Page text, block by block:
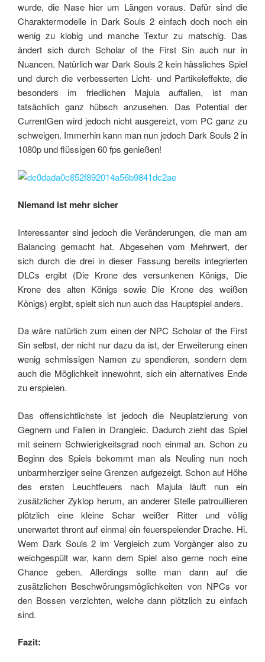
wurde, die Nase hier um Längen voraus. Dafür sind die
Charaktermodelle in Dark Souls 2 einfach doch noch ein
wenig zu klobig und manche Textur zu matschig. Das
ändert sich durch Scholar of the First Sin auch nur in
Nuancen. Natürlich war Dark Souls 2 kein hässliches Spiel
und durch die verbesserten Licht- und Partikeleffekte, die
besonders im friedlichen Majula auffallen, ist man
tatsächlich ganz hübsch anzusehen. Das Potential der
CurrentGen wird jedoch nicht ausgereizt, vom PC ganz zu
schweigen. Immerhin kann man nun jedoch Dark Souls 2 in
1080p und flüssigen 60 fps genießen!
Niemand ist mehr sicher
Interessanter sind jedoch die Veränderungen, die man am
Balancing gemacht hat. Abgesehen vom Mehrwert, der
sich durch die drei in dieser Fassung bereits integrierten
DLCs ergibt (Die Krone des versunkenen Königs, Die
Krone des alten Königs sowie Die Krone des weißen
Königs) ergibt, spielt sich nun auch das Hauptspiel anders.
Da wäre natürlich zum einen der NPC Scholar of the First
Sin selbst, der nicht nur dazu da ist, der Erweiterung einen
wenig schmissigen Namen zu spendieren, sondern dem
auch die Möglichkeit innewohnt, sich ein alternatives Ende
zu erspielen.
Das offensichtlichste ist jedoch die Neuplatzierung von
Gegnern und Fallen in Drangleic. Dadurch zieht das Spiel
mit seinem Schwierigkeitsgrad noch einmal an. Schon zu
Beginn des Spiels bekommt man als Neuling nun noch
unbarmherziger seine Grenzen aufgezeigt. Schon auf Höhe
des ersten Leuchtfeuers nach Majula läuft nun ein
zusätzlicher Zyklop herum, an anderer Stelle patrouillieren
plötzlich eine kleine Schar weißer Ritter und völlig
unerwartet thront auf einmal ein feuerspeiender Drache. Hi.
Wem Dark Souls 2 im Vergleich zum Vorgänger also zu
weichgespült war, kann dem Spiel also gerne noch eine
Chance geben. Allerdings sollte man dann auf die
zusätzlichen Beschwörungsmöglichkeiten von NPCs vor
den Bossen verzichten, welche dann plötzlich zu einfach
sind.
Fazit: